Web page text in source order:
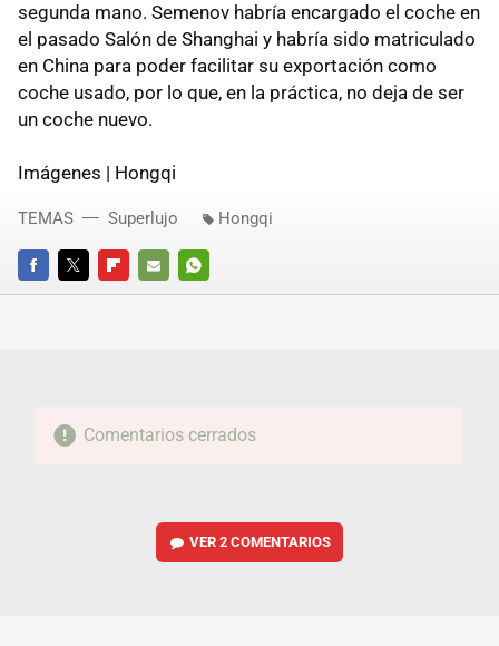
segunda mano. Semenov habría encargado el coche en
el pasado Salón de Shanghai y habría sido matriculado
en China para poder facilitar su exportación como
coche usado, por lo que, en la práctica, no deja de ser
un coche nuevo.
Imágenes | Hongqi
FACEBOOKTWITTERFLIPBOARD
E-
WHATSAPP
TEMAS Superlujo Hongqi
Comentarios cerrados
VER2 COMENTARIOS